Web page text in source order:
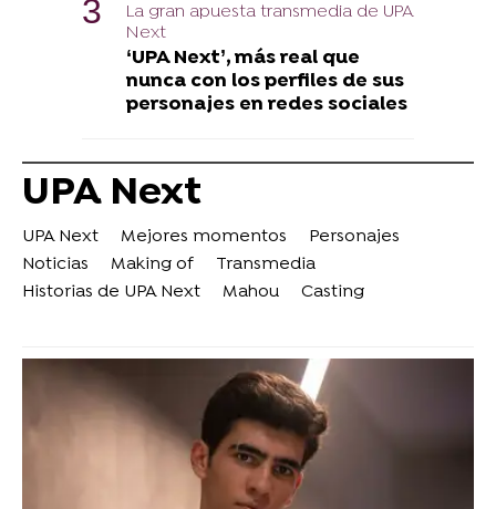
La gran apuesta transmedia de UPA
Next
‘UPA Next’, más real que
nunca con los perfiles de sus
personajes en redes sociales
UPA Next
UPA Next Mejores momentos
Personajes
Noticias
Making of
Transmedia
Historias de UPA Next
Mahou Casting